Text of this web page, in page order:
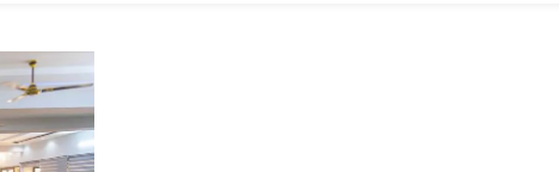
Prévenir
Les
Inondations